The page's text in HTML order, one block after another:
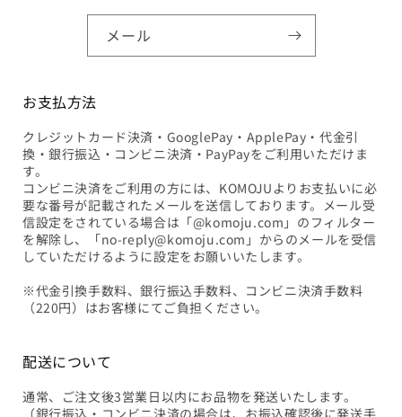
メール
お支払方法
クレジットカード決済・GooglePay・ApplePay・代金引
換・銀行振込・コンビニ決済・PayPayをご利用いただけま
す。
コンビニ決済をご利用の方には、KOMOJUよりお支払いに必
要な番号が記載されたメールを送信しております。メール受
信設定をされている場合は「@komoju.com」のフィルター
を解除し、「no-reply@komoju.com」からのメールを受信
していただけるように設定をお願いいたします。
※代金引換手数料、銀行振込手数料、コンビニ決済手数料
（220円）はお客様にてご負担ください。
配送について
通常、ご注文後3営業日以内にお品物を発送いたします。